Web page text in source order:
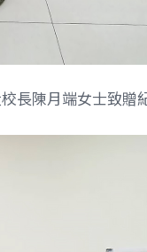
長陳月端女士致贈